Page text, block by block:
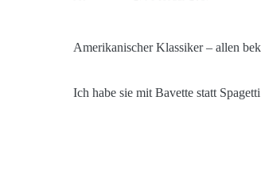
Amerikanischer Klassiker – allen
Ich habe sie mit Bavette statt